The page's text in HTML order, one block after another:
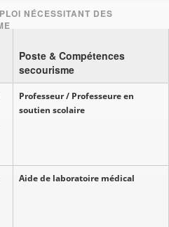
Poste & Compétences
secourisme
Professeur / Professeure en
soutien scolaire
Aide de laboratoire médical